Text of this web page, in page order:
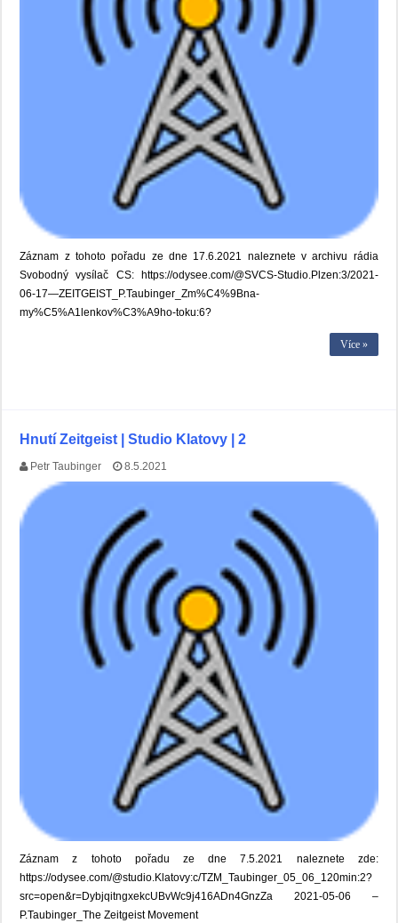
Záznam z tohoto pořadu ze dne 17.6.2021 naleznete v archivu rádia
Svobodný vysílač CS: https://odysee.com/@SVCS-Studio.Plzen:3/2021-
06-17—ZEITGEIST_P.Taubinger_Zm%C4%9Bna-
my%C5%A1lenkov%C3%A9ho-toku:6?
Více »
Hnutí Zeitgeist | Studio Klatovy | 2
Petr Taubinger 8.5.2021
Záznam z tohoto pořadu ze dne 7.5.2021 naleznete zde:
https://odysee.com/@studio.Klatovy:c/TZM_Taubinger_05_06_120min:2?
src=open&r=DybjqitngxekcUBvWc9j416ADn4GnzZa 2021-05-06 –
P.Taubinger_The Zeitgeist Movement